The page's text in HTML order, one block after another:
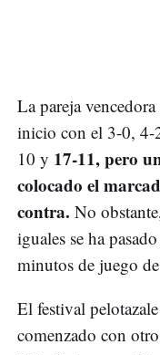
La pareja
inicio con el 3-0,
10 y 17-11, pero
colocado el
contra. No
iguales se ha
minutos de juego
El festival
comenzado con